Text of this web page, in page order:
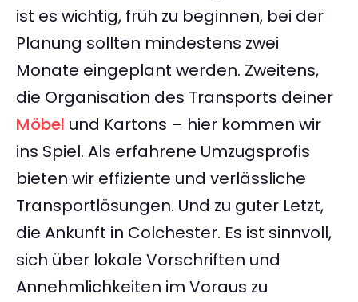
ist es wichtig, früh zu beginnen, bei der
Planung sollten mindestens zwei
Monate eingeplant werden. Zweitens,
die Organisation des Transports deiner
Möbel und Kartons – hier kommen wir
ins Spiel. Als erfahrene Umzugsprofis
bieten wir effiziente und verlässliche
Transportlösungen. Und zu guter Letzt,
die Ankunft in Colchester. Es ist sinnvoll,
sich über lokale Vorschriften und
Annehmlichkeiten im Voraus zu